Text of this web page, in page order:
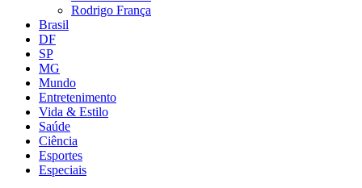
Rodrigo França
Brasil
DF
SP
MG
Mundo
Entretenimento
Vida & Estilo
Saúde
Ciência
Esportes
Especiais